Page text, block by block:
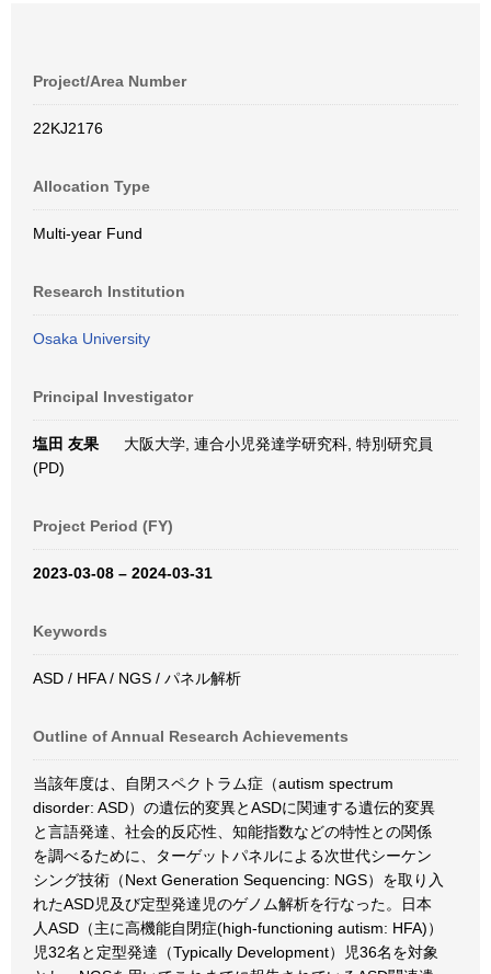
Project/Area Number
22KJ2176
Allocation Type
Multi-year Fund
Research Institution
Osaka University
Principal Investigator
塩田 友果
大阪大学, 連合小児発達学研究科, 特別研究員
(PD)
Project Period (FY)
2023-03-08 – 2024-03-31
Keywords
ASD / HFA / NGS / パネル解析
Outline of Annual Research Achievements
当該年度は、自閉スペクトラム症（autism spectrum
disorder: ASD）の遺伝的変異とASDに関連する遺伝的変異
と言語発達、社会的反応性、知能指数などの特性との関係
を調べるために、ターゲットパネルによる次世代シーケン
シング技術（Next Generation Sequencing: NGS）を取り入
れたASD児及び定型発達児のゲノム解析を行なった。日本
人ASD（主に高機能自閉症(high-functioning autism: HFA)）
児32名と定型発達（Typically Development）児36名を対象